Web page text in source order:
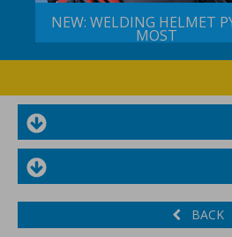
NEW: WELDING HELMET
MOST
BACK